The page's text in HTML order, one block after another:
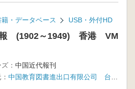
・データベース USB・外付HD
(1902～1949) 香港 VM
： 中国近代報刊